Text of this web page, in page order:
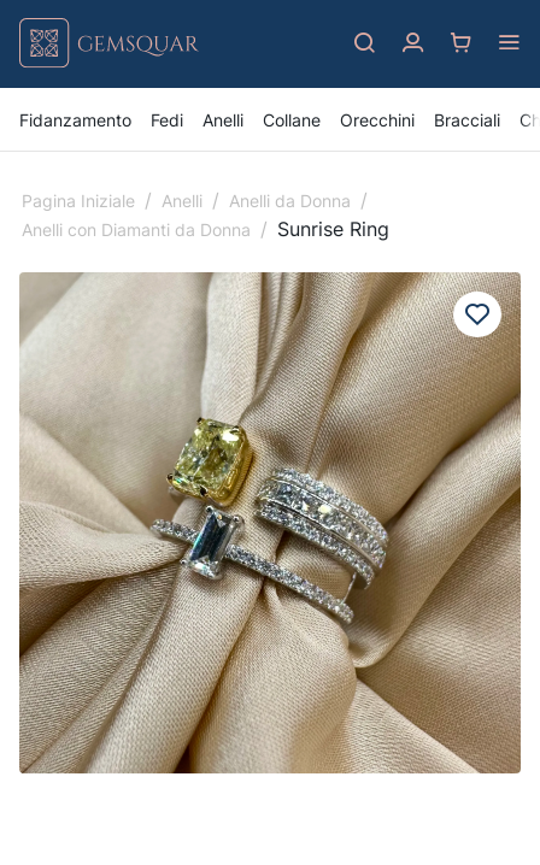
Fidanzamento Fedi Anelli Collane Orecchini Bracciali
Pagina Iniziale / Anelli / Anelli da Donna /
Anelli con Diamanti da Donna / Sunrise Ring